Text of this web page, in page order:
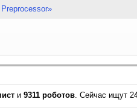
и 9311 роботов. Сейчас ищут